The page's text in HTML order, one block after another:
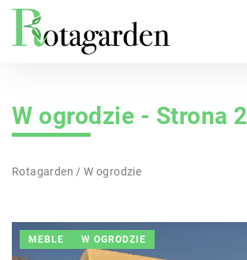
W ogrodzie - Strona 2
Rotagarden /W ogrodzie
MEBLE W OGRODZIE